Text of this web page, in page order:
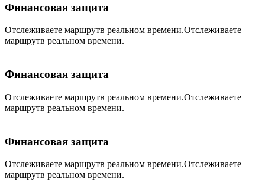
Финансовая защита
Отслеживаете маршрутв реальном времени.Отслеживаете
маршрутв реальном времени.
Финансовая защита
Отслеживаете маршрутв реальном времени.Отслеживаете
маршрутв реальном времени.
Финансовая защита
Отслеживаете маршрутв реальном времени.Отслеживаете
маршрутв реальном времени.